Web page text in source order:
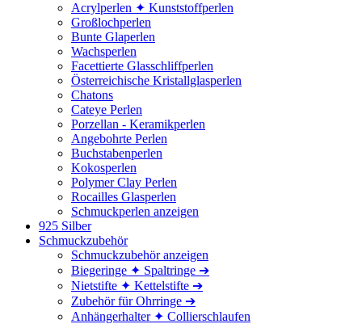
Acrylperlen ✦ Kunststoffperlen
Großlochperlen
Bunte Glaperlen
Wachsperlen
Facettierte Glasschliffperlen
Österreichische Kristallglasperlen
Chatons
Cateye Perlen
Porzellan - Keramikperlen
Angebohrte Perlen
Buchstabenperlen
Kokosperlen
Polymer Clay Perlen
Rocailles Glasperlen
Schmuckperlen anzeigen
925 Silber
Schmuckzubehör
Schmuckzubehör anzeigen
Biegeringe ✦ Spaltringe ➔
Nietstifte ✦ Kettelstifte ➔
Zubehör für Ohrringe ➔
Anhängerhalter ✦ Collierschlaufen